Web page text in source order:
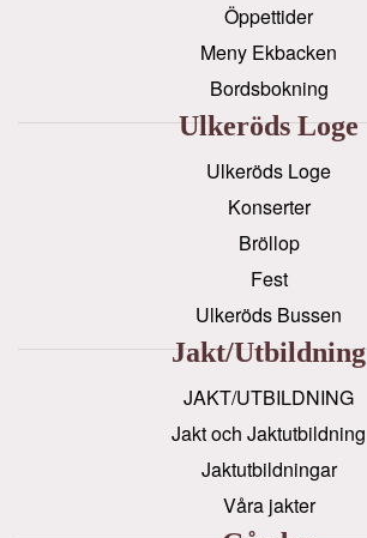
Öppettider
Meny Ekbacken
Bordsbokning
Ulkeröds Loge
Ulkeröds Loge
Konserter
Bröllop
Fest
Ulkeröds Bussen
Jakt/utbildning
JAKT/UTBILDNING
Jakt och Jaktutbildning
Jaktutbildningar
Våra jakter